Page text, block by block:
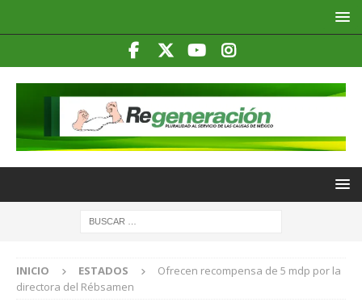
INICIO ESTADOS
Ofrecen recompensa de 5 mdp por la
directora del Rébsamen